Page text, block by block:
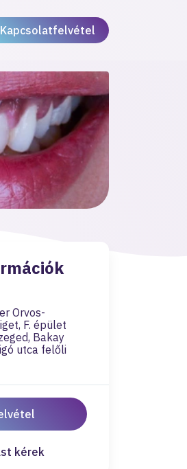
Kapcsolatfelvétel
Orvos-
F. épület
Bakay
utca felőli
kérek